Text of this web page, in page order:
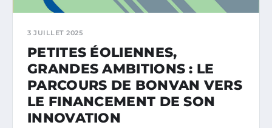
3 JUILLET 2025
PETITES ÉOLIENNES,
GRANDES AMBITIONS : LE
PARCOURS DE BONVAN VERS
LE FINANCEMENT DE SON
INNOVATION